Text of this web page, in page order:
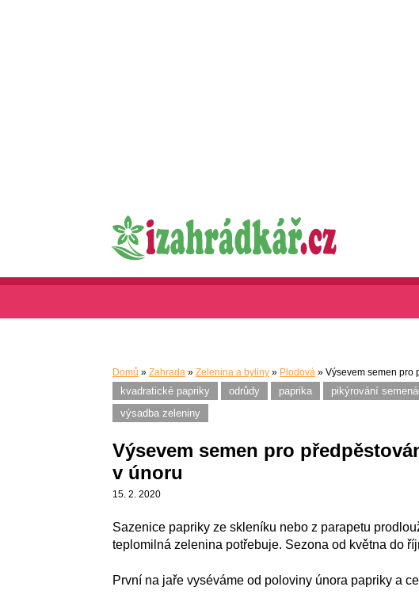
Domů » Zahrada » Zelenina a byliny » Plodová » Výsevem semen pro
kvadratické papriky odrůdy paprika pikýrování
výsadba zeleniny
Výsevem semen pro
v únoru
15. 2. 2020
Sazenice papriky ze skleníku nebo z parapetu
teplomilná zelenina potřebuje. Sezona od května do
První na jaře vyséváme od poloviny února papriky a